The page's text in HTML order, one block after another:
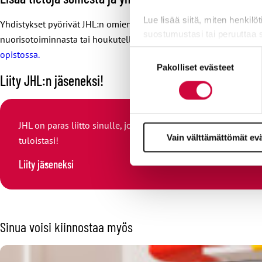
Lue lisää siitä, miten
suostumustasi tai peruuttaa
Evästeistä osa on
Pakolliset evästeet
Vain välttämättömät
Yhdistykset pyörivät JHL:n omien jäsenten voimin, ja jokaiselle
nuorisotoiminnasta tai houkutella JHL:ään lisää jäseniä.
opistossa.
Liity JHL:n jäseneksi!
JHL on paras liitto sinulle, joka työskentelet
tuloistasi!
Liity jäseneksi
Sinua voisi kiinnostaa myös